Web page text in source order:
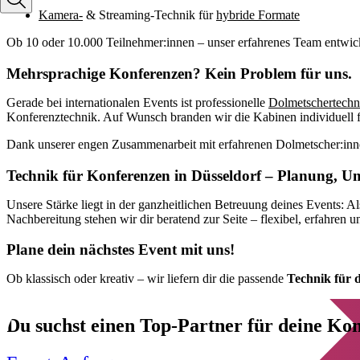
Kamera- & Streaming-Technik fürhybride Formate
Ob 10 oder 10.000 Teilnehmer:innen – unser erfahrenes Team
Mehrsprachige Konferenzen? Kein Problem für uns.
Gerade bei internationalen Events ist professionelle
Konferenztechnik. Auf Wunsch branden wir die Kabinen individuell
Dank unserer engen Zusammenarbeit mit erfahrenen
Technik für Konferenzen in Düsseldorf – Planung,
Unsere Stärke liegt in der ganzheitlichen Betreuung deines Events:
Nachbereitung stehen wir dir beratend zur Seite – flexibel, erfahren
Plane dein nächstes Event mit uns!
Ob klassisch oder kreativ – wir liefern dir die passende Technik für
Du suchst einen Top-Partner für deine